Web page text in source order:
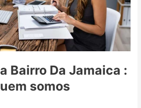
Bairro Da Jamaica :
somos